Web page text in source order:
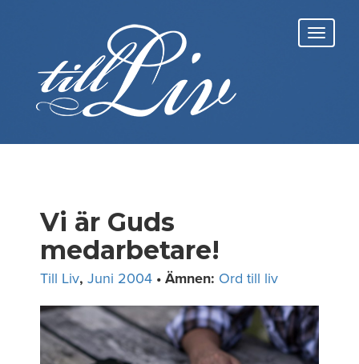
Vi är Guds
medarbetare!
Till Liv, Juni 2004 • Ämnen: Ord till liv